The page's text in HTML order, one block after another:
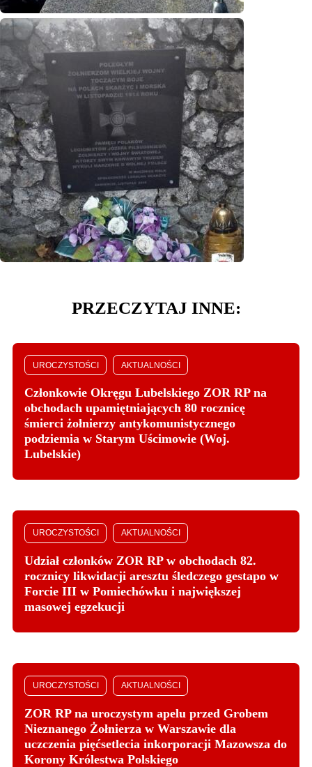
PRZECZYTAJ INNE:
UROCZYSTOŚCI AKTUALNOŚCI
Członkowie Okręgu Lubelskiego ZOR RP na
obchodach upamiętniających 80 rocznicę
śmierci żołnierzy antykomunistycznego
podziemia w Starym Uścimowie (Woj.
Lubelskie)
UROCZYSTOŚCI AKTUALNOŚCI
Udział członków ZOR RP w obchodach 82.
rocznicy likwidacji aresztu śledczego gestapo w
Forcie III w Pomiechówku i największej
masowej egzekucji
UROCZYSTOŚCI AKTUALNOŚCI
ZOR RP na uroczystym apelu przed Grobem
Nieznanego Żołnierza w Warszawie dla
uczczenia pięćsetlecia inkorporacji Mazowsza do
Korony Królestwa Polskiego